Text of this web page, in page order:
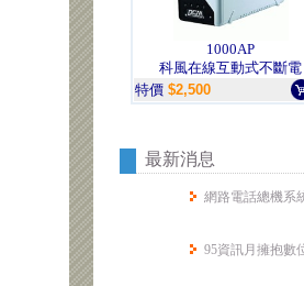
1000AP
科風在線互動式不斷電
特價 $2,500
最新消息
網路電話總機系
95資訊月擁抱數